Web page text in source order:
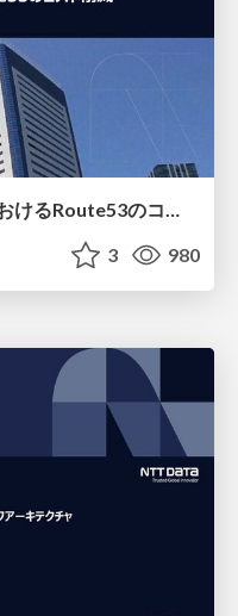
ハイブリッドクラウド構成におけるRoute53のコスト削減
3 980